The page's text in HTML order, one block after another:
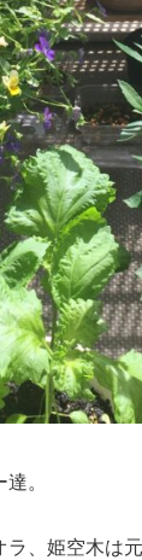
。
ラ、姫空木は